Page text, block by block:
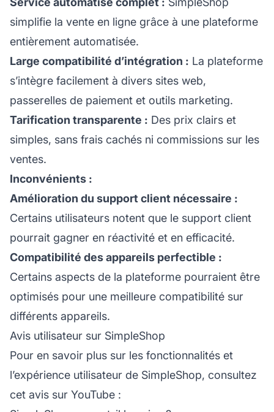
simplifie la vente en ligne grâce à une plateforme
entièrement automatisée.
Large compatibilité d’intégration : La plateforme
s’intègre facilement à divers sites web,
passerelles de paiement et outils marketing.
Tarification transparente : Des prix clairs et
simples, sans frais cachés ni commissions sur les
ventes.
Inconvénients :
Amélioration du support client nécessaire :
Certains utilisateurs notent que le support client
pourrait gagner en réactivité et en efficacité.
Compatibilité des appareils perfectible :
Certains aspects de la plateforme pourraient être
optimisés pour une meilleure compatibilité sur
différents appareils.
Avis utilisateur sur SimpleShop
Pour en savoir plus sur les fonctionnalités et
l’expérience utilisateur de SimpleShop, consultez
cet avis sur YouTube :